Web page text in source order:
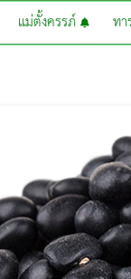
แม่ตั้งครรภ์ ทา